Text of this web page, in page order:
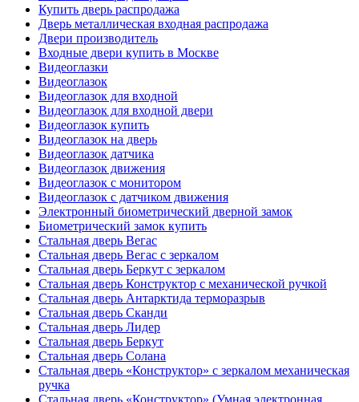
Купить дверь распродажа
Дверь металлическая входная распродажа
Двери производитель
Входные двери купить в Москве
Видеоглазки
Видеоглазок
Видеоглазок для входной
Видеоглазок для входной двери
Видеоглазок купить
Видеоглазок на дверь
Видеоглазок датчика
Видеоглазок движения
Видеоглазок с монитором
Видеоглазок с датчиком движения
Электронный биометрический дверной замок
Биометрический замок купить
Стальная дверь Вегас
Стальная дверь Вегас с зеркалом
Стальная дверь Беркут с зеркалом
Стальная дверь Конструктор с механической ручкой
Стальная дверь Антарктида терморазрыв
Стальная дверь Сканди
Стальная дверь Лидер
Стальная дверь Беркут
Стальная дверь Солана
Стальная дверь «Конструктор» с зеркалом механическая
ручка